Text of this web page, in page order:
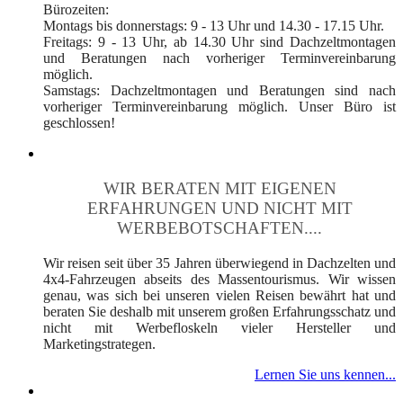
Bürozeiten:
Montags bis donnerstags: 9 - 13 Uhr und 14.30 - 17.15 Uhr.
Freitags: 9 - 13 Uhr, ab 14.30 Uhr sind Dachzeltmontagen
und Beratungen nach vorheriger Terminvereinbarung
möglich.
Samstags: Dachzeltmontagen und Beratungen sind nach
vorheriger Terminvereinbarung möglich. Unser Büro ist
geschlossen!
WIR BERATEN MIT EIGENEN
ERFAHRUNGEN UND NICHT MIT
WERBEBOTSCHAFTEN....
Wir reisen seit über 35 Jahren überwiegend in Dachzelten und
4x4-Fahrzeugen abseits des Massentourismus. Wir wissen
genau, was sich bei unseren vielen Reisen bewährt hat und
beraten Sie deshalb mit unserem großen Erfahrungsschatz und
nicht mit Werbefloskeln vieler Hersteller und
Marketingstrategen.
Lernen Sie uns kennen...